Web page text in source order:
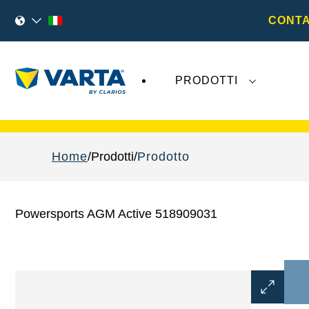
PRODOTTI
Home Prodotti Prodotto
Powersports AGM Active 518909031
Aprire
la